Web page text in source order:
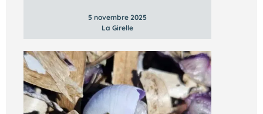
5 novembre 2025
La Girelle